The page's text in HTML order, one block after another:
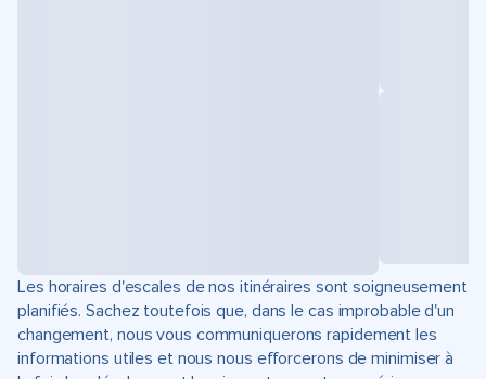
Les horaires d'escales de nos itinéraires sont soigneusement
planifiés. Sachez toutefois que, dans le cas improbable d'un
changement, nous vous communiquerons rapidement les
informations utiles et nous nous efforcerons de minimiser à